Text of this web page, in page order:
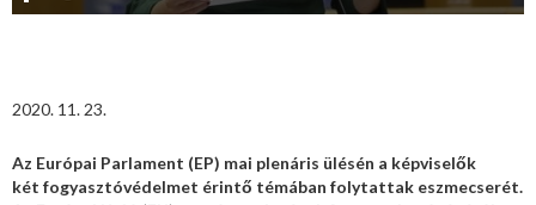
2020. 11. 23.
Az Európai Parlament (EP) mai plenáris ülésén a képviselők
két fogyasztóvédelmet érintő témában folytattak eszmecserét.